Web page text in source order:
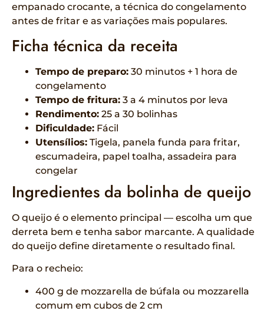
empanado crocante, a técnica do congelamento
antes de fritar e as variações mais populares.
Ficha técnica da receita
Tempo de preparo: 30 minutos + 1 hora de
congelamento
Tempo de fritura: 3 a 4 minutos por leva
Rendimento: 25 a 30 bolinhas
Dificuldade: Fácil
Utensílios: Tigela, panela funda para fritar,
escumadeira, papel toalha, assadeira para
congelar
Ingredientes da bolinha de queijo
O queijo é o elemento principal — escolha um que
derreta bem e tenha sabor marcante. A qualidade
do queijo define diretamente o resultado final.
Para o recheio:
400 g de mozzarella de búfala ou mozzarella
comum em cubos de 2 cm